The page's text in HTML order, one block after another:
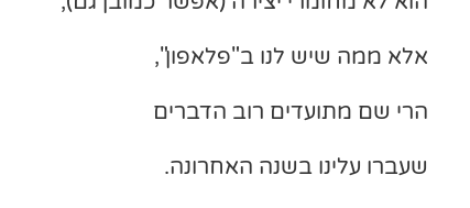
אלא ממה שיש לנו ב"פלאפון",
הרי שם מתועדים רוב הדברים
שעברו עלינו בשנה האחרונה.